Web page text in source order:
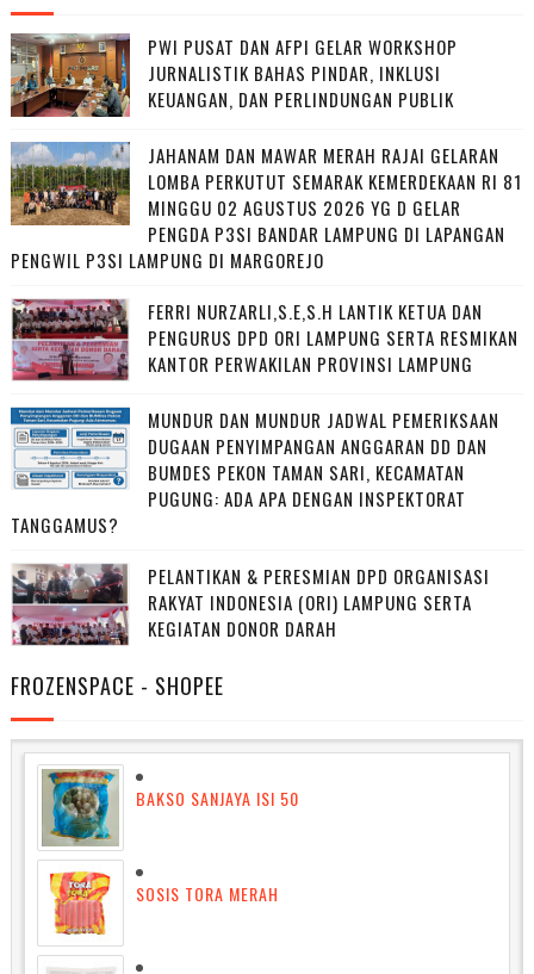
PWI PUSAT DAN AFPI GELAR WORKSHOP
JURNALISTIK BAHAS PINDAR, INKLUSI
KEUANGAN, DAN PERLINDUNGAN PUBLIK
JAHANAM DAN MAWAR MERAH RAJAI GELARAN
LOMBA PERKUTUT SEMARAK KEMERDEKAAN RI 81
MINGGU 02 AGUSTUS 2026 YG D GELAR
PENGDA P3SI BANDAR LAMPUNG DI LAPANGAN
PENGWIL P3SI LAMPUNG DI MARGOREJO
FERRI NURZARLI,S.E,S.H LANTIK KETUA DAN
PENGURUS DPD ORI LAMPUNG SERTA RESMIKAN
KANTOR PERWAKILAN PROVINSI LAMPUNG
MUNDUR DAN MUNDUR JADWAL PEMERIKSAAN
DUGAAN PENYIMPANGAN ANGGARAN DD DAN
BUMDES PEKON TAMAN SARI, KECAMATAN
PUGUNG: ADA APA DENGAN INSPEKTORAT
TANGGAMUS?
PELANTIKAN & PERESMIAN DPD ORGANISASI
RAKYAT INDONESIA (ORI) LAMPUNG SERTA
KEGIATAN DONOR DARAH
FROZENSPACE - SHOPEE
BAKSO SANJAYA ISI 50
SOSIS TORA MERAH